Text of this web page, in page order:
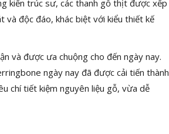
kiến trúc sư, các thanh gỗ thịt được xếp
độc đáo, khác biệt với kiểu thiết kế
và được ưa chuộng cho đến ngày nay.
ngày nay đã được cải tiến thành
chí tiết kiệm nguyên liệu gỗ, vừa dễ